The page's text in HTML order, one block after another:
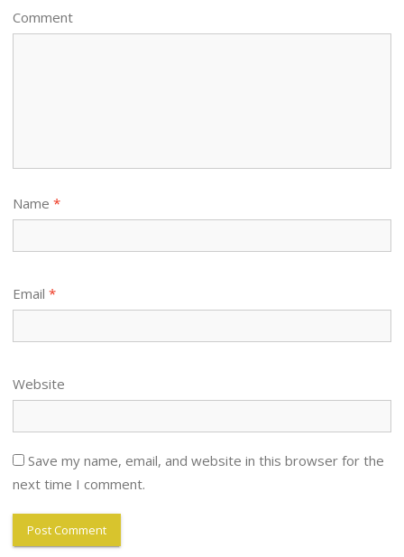
Comment
Name *
Email *
Website
Save my name, email, and website in this browser for the
next time I comment.